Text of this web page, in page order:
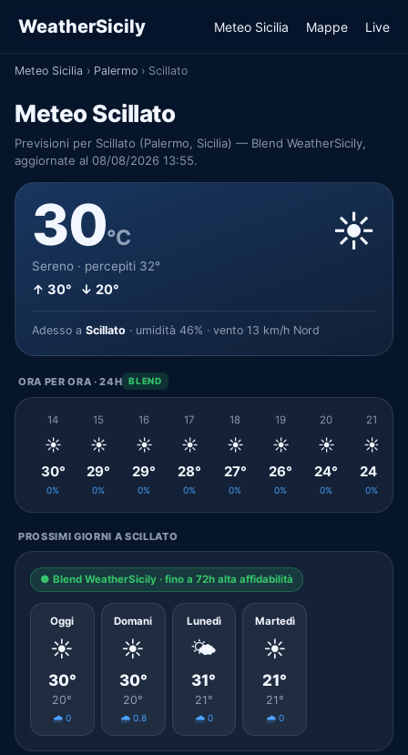
WeatherSicily Meteo Sicilia Mappe Live
Meteo Sicilia › Palermo › Scillato
Meteo Scillato
Previsioni per Scillato (Palermo, Sicilia) — Blend WeatherSicily,
aggiornate al 08/08/2026 13:55.
30°C
Sereno · percepiti 32°
↑ 30° ↓ 20°
☀️
Adesso a Scillato · umidità 46% · vento 13 km/h Nord
ORA PER ORA · 24H BLEND
14
☀️
30°
0%
15
☀️
29°
0%
16
☀️
29°
0%
17
☀️
28°
0%
18
☀️
27°
0%
19
☀️
26°
0%
20
☀️
24°
0%
21
☀️
24°
0%
PROSSIMI GIORNI A SCILLATO
● Blend WeatherSicily · fino a 72h alta affidabilità
Oggi
☀️
30°
20°
🌧️ 0
Domani
☀️
30°
20°
🌧️ 0.8
Lunedì
🌤️
31°
21°
🌧️ 0
Martedì
☀️
21°
21°
🌧️ 0